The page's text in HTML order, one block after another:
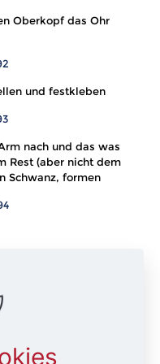
Oberkopf das Ohr
und festkleben
nach und das was
Rest (aber nicht dem
Schwanz, formen